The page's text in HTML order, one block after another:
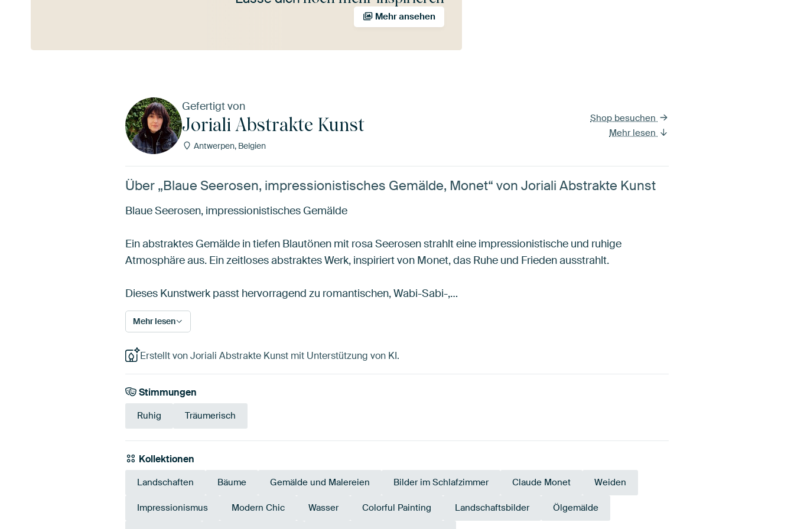
Mehr ansehen
Gefertigt von
Joriali Abstrakte Kunst
Antwerpen, Belgien
Shop besuchen
Mehr lesen
Über „Blaue Seerosen, impressionistisches Gemälde, Monet“ von Joriali Abstrakte Kunst
Blaue Seerosen, impressionistisches Gemälde
Ein abstraktes Gemälde in tiefen Blautönen mit rosa Seerosen strahlt eine impressionistische und ruhige
Atmosphäre aus. Ein zeitloses abstraktes Werk, inspiriert von Monet, das Ruhe und Frieden ausstrahlt.
Dieses Kunstwerk passt hervorragend zu romantischen, Wabi-Sabi-,…
Mehr lesen
Erstellt von Joriali Abstrakte Kunst mit Unterstützung von KI.
Stimmungen
Ruhig Träumerisch
Kollektionen
Landschaften Bäume Gemälde und Malereien Bilder im Schlafzimmer Claude Monet Weiden
Impressionismus Modern Chic Wasser Colorful Painting Landschaftsbilder Ölgemälde